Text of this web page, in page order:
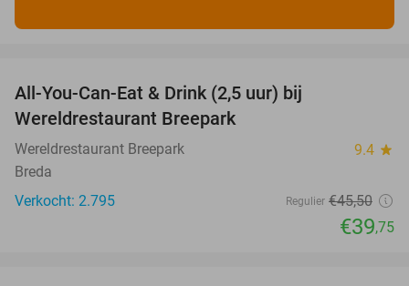
All-You-Can-Eat & Drink (2,5 uur) bij
Wereldrestaurant Breepark
Wereldrestaurant Breepark 9.4 star
Breda
Verkocht: 2.795
Regulier €45,50
€39,75